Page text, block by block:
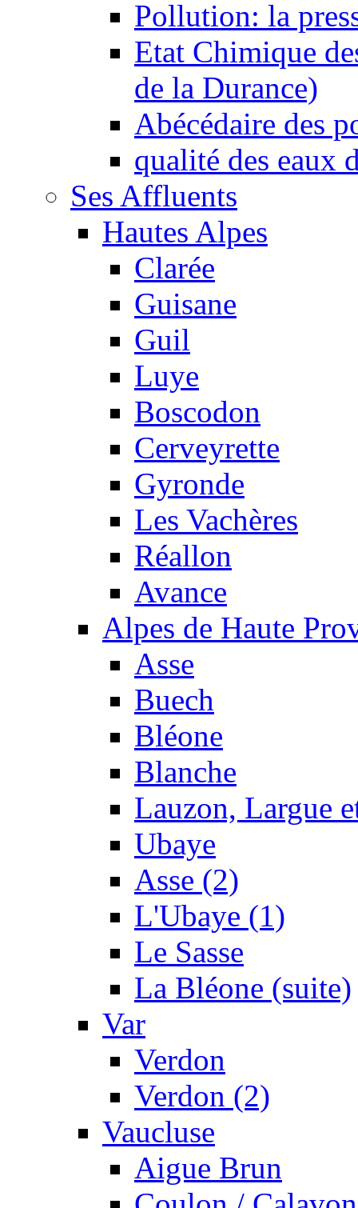
Pollution: la
Etat Chimique
de la Durance)
Abécédaire des
qualité des eaux
Ses Affluents
Hautes Alpes
Clarée
Guisane
Guil
Luye
Boscodon
Cerveyrette
Gyronde
Les Vachères
Réallon
Avance
Alpes de Haute
Asse
Buech
Bléone
Blanche
Lauzon, Largue
Ubaye
Asse (2)
L'Ubaye (1)
Le Sasse
La Bléone (suite)
Var
Verdon
Verdon (2)
Vaucluse
Aigue Brun